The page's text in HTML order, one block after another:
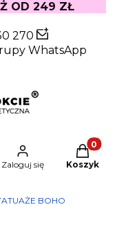
OD 249 ZŁ
270
WhatsApp
Zaloguj się Koszyk
BOHO